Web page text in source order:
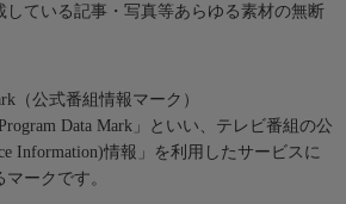
している記事・写真等あらゆる素材の無断
（公式番組情報マーク）
Data Mark」といい、テレビ番組の公
Information)情報」を利用したサービスに
ークです。